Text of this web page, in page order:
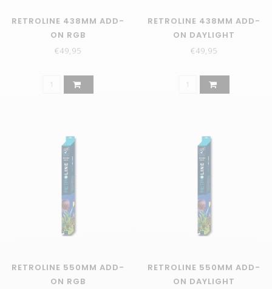
RETROLINE 438MM ADD-
ON RGB
€49,95
RETROLINE 438MM ADD-
ON DAYLIGHT
€49,95
RETROLINE 550MM ADD-
ON RGB
RETROLINE 550MM ADD-
ON DAYLIGHT